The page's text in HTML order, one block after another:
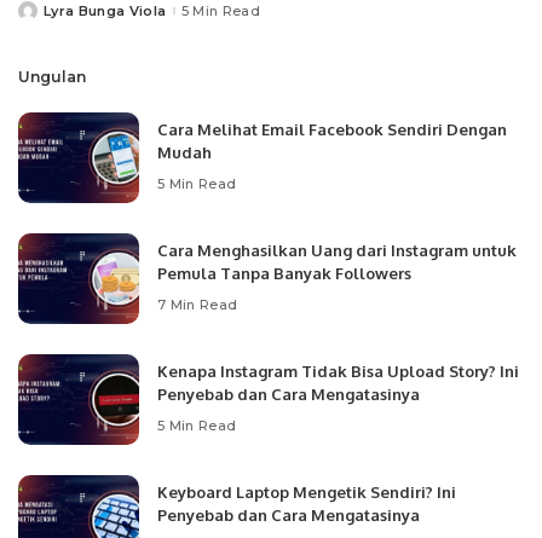
PostedLyra Bunga Viola 5 Min Read
Ungulan
Cara Melihat Email Facebook Sendiri Dengan
Mudah
5 Min Read
Cara Menghasilkan Uang dari Instagram untuk
Pemula Tanpa Banyak Followers
7 Min Read
Kenapa Instagram Tidak Bisa Upload Story? Ini
Penyebab dan Cara Mengatasinya
5 Min Read
Keyboard Laptop Mengetik Sendiri? Ini
Penyebab dan Cara Mengatasinya